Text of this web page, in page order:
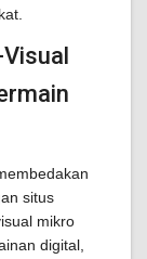
situs
mikro
digital,